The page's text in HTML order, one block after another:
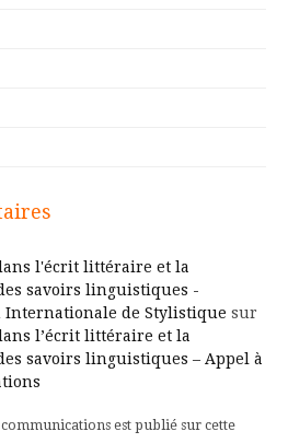
l'écrit littéraire et la
savoirs linguistiques -
Internationale de Stylistique sur
l’écrit littéraire et la
savoirs linguistiques – Appel à
est publié sur cette